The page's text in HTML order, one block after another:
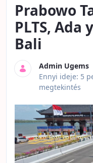
Prabowo
PLTS,
Bali
Admin Ugems
Publikálás
Ennyi ideje: 5
megtekintés